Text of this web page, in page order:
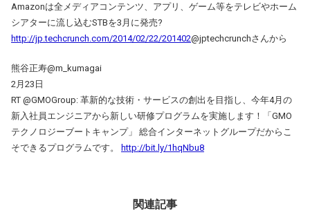
Amazonは全メディアコンテンツ、アプリ、ゲーム等をテレビやホーム
シアターに流し込むSTBを3月に発売?
http://jp.techcrunch.com/2014/02/22/201402@jptechcrunchさんから
熊谷正寿@m_kumagai
2月23日
RT @GMOGroup: 革新的な技術・サービスの創出を目指し、今年4月の
新入社員エンジニアから新しい研修プログラムを実施します！「GMO
テクノロジーブートキャンプ」 総合インターネットグループだからこ
そできるプログラムです。
http://bit.ly/1hqNbu8
関連記事